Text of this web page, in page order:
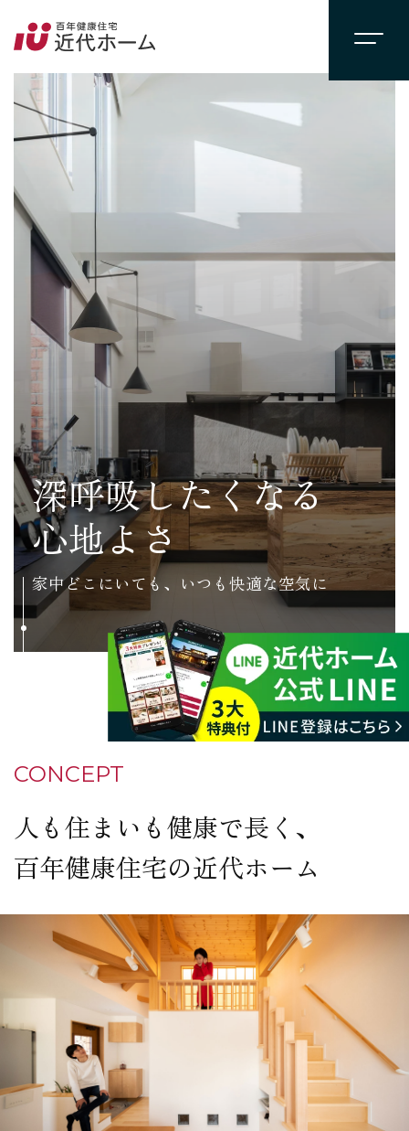
深呼吸したくなる
心地よさ
家中どこにいても、いつも快適な空気に
CONCEPT
人も住まいも健康で長く、
百年健康住宅の近代ホーム